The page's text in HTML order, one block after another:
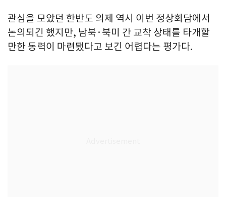
관심을 모았던 한반도 의제 역시 이번 정상회담에서
논의되긴 했지만, 남북·북미 간 교착 상태를 타개할
만한 동력이 마련됐다고 보긴 어렵다는 평가다.